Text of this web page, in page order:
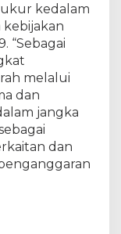
kedalam
kebijakan
“Sebagai
melalui
dan
jangka
dan